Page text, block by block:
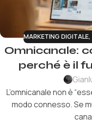
MARKETING DIGITALE,
Omnicanale:
perché è il
L’omnicanale non è
modo connesso. Se